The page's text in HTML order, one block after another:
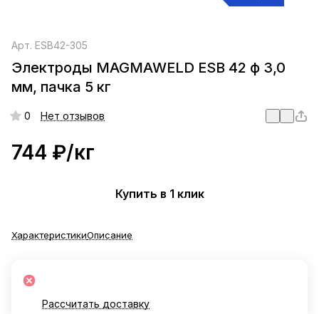
Арт. ESB42-305
Электроды MAGMAWELD ESB 42 ф 3,0
мм, пачка 5 кг
0 Нет отзывов
744 ₽/кг
Купить в 1 клик
ХарактеристикиОписание
Рассчитать доставку